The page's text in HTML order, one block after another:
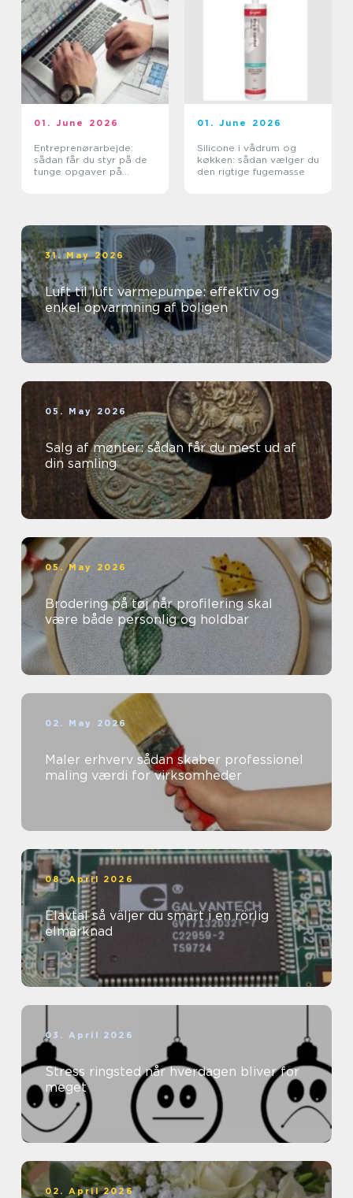
01. June 2026
Entreprenørarbejde:
sådan får du styr på de
tunge opgaver på
01. June 2026
Silicone i vådrum og
køkken: sådan vælger du
den rigtige fugemasse
31. May 2026
Luft til luft varmepumpe: effektiv og
enkel opvarmning af boligen
05. May 2026
Salg af mønter: sådan får du mest ud af
din samling
05. May 2026
Brodering på tøj når profilering skal
være både personlig og holdbar
02. May 2026
Maler erhverv sådan skaber professionel
maling værdi for virksomheder
08. April 2026
Elavtal så väljer du smart i en rörlig
elmarknad
03. April 2026
Stress ringsted når hverdagen bliver for
meget
02. April 2026